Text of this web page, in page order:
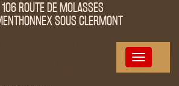
106 ROUTE DE MOLASSES
SOUS CLERMONT
Toggle
navigation